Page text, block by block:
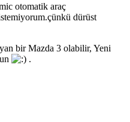
otomatik araç
dürüst
bir Mazda 3 olabilir, Yeni
.